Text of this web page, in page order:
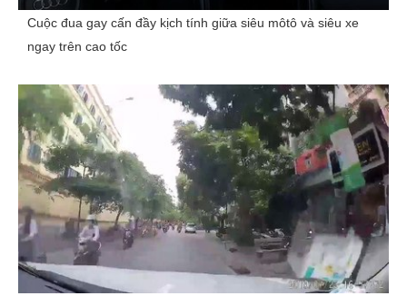
Cuộc đua gay cấn đầy kịch tính giữa siêu môtô và siêu xe
ngay trên cao tốc